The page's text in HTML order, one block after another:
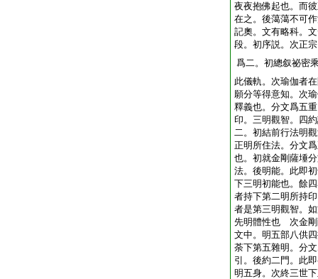
夜夜抱佛起也。而
在之。後䔽䔽不可
記奧。文有略科。
段。初序説。次正
爲二。初總叙祕密
此儀軌。次瑜伽者
願分等得意知。次
釋義也。分文爲五
印。三明觀智。四
二。初結前行法明
正明所住法。分文
也。初就金剛薩埵
法。後明能。此即
下三明初能也。餘
者持下第二明所持
者是第三明觀智。
先明體性也 次金剛
文中。明五部八供
荼下第五雜明。分
引。後約二門。此
明五身。次終三世